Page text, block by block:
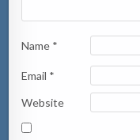
Name *
Email *
Website